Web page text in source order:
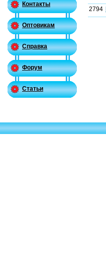
Контакты
Оптовикам
Справка
Форум
Статьи
2794